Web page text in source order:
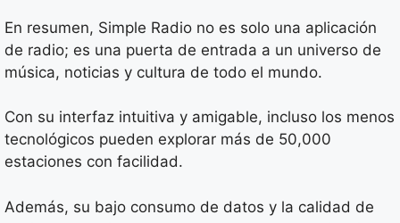
En resumen, Simple Radio no es solo una aplicación
de radio; es una puerta de entrada a un universo de
música, noticias y cultura de todo el mundo.
Con su interfaz intuitiva y amigable, incluso los menos
tecnológicos pueden explorar más de 50,000
estaciones con facilidad.
Además, su bajo consumo de datos y la calidad de